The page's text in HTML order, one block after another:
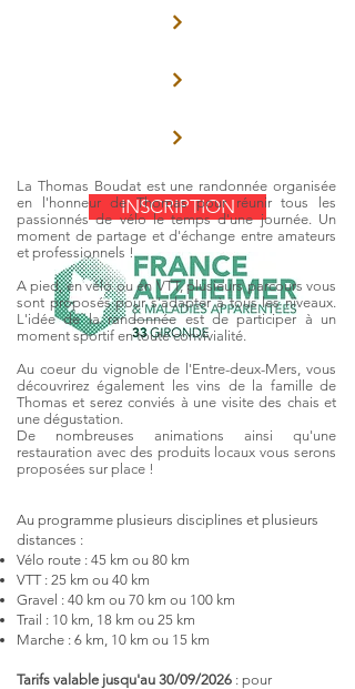
INSCRIPTION
La Thomas Boudat est une randonnée organisée
en l'honneur de Thomas pour réunir tous les
passionnés de vélo le temps d'une journée. Un
moment de partage et d'échange entre amateurs
et professionnels !
A pied, en vélo ou en VTT, plusieurs parcours vous
sont proposés pour s'adapter à tous les niveaux.
L'idée de la randonnée est de participer à un
moment sportif en toute convivialité.
Au coeur du vignoble de l'Entre-deux-Mers, vous
découvrirez également les vins de la famille de
Thomas et serez conviés à une visite des chais et
une dégustation.
De nombreuses animations ainsi qu'une
restauration avec des produits locaux vous serons
proposées sur place !
Au programme plusieurs disciplines et plusieurs
distances :
Vélo route : 45 km ou 80 km
VTT : 25 km ou 40 km
Gravel : 40 km ou 70 km ou 100 km
Trail : 10 km, 18 km ou 25 km
Marche : 6 km, 10 km ou 15 km
Tarifs valable jusqu'au 30/09/2026 : pour